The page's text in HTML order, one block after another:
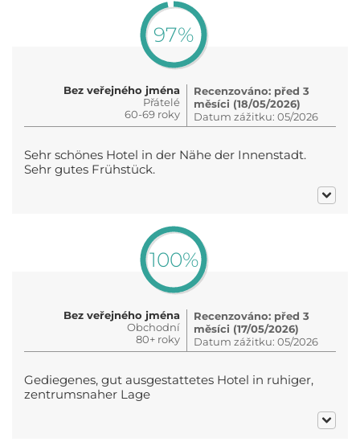
97%
Bez veřejného jména
Přátelé
60-69 roky
Recenzováno: před 3
měsíci (18/05/2026)
Datum zážitku: 05/2026
Sehr schönes Hotel in der Nähe der Innenstadt.
Sehr gutes Frühstück.
100%
Bez veřejného jména
Obchodní
80+ roky
Recenzováno: před 3
měsíci (17/05/2026)
Datum zážitku: 05/2026
Gediegenes, gut ausgestattetes Hotel in ruhiger,
zentrumsnaher Lage